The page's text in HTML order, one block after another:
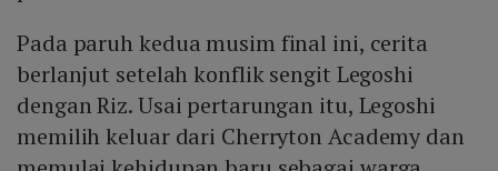
Pada paruh kedua musim final ini, cerita
berlanjut setelah konflik sengit Legoshi
dengan Riz. Usai pertarungan itu, Legoshi
memilih keluar dari Cherryton Academy dan